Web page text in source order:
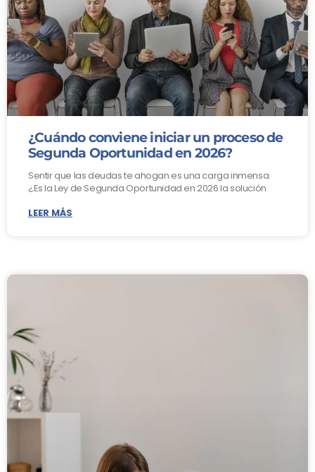
¿Cuándo conviene iniciar un proceso de
Segunda Oportunidad en 2026?
Sentir que las deudas te ahogan es una carga inmensa.
¿Es la Ley de Segunda Oportunidad en 2026 la solución
LEER MÁS